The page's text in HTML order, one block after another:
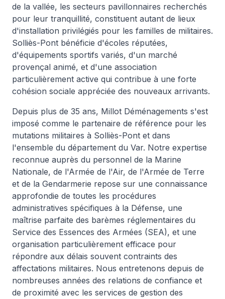
de la vallée, les secteurs pavillonnaires recherchés
pour leur tranquillité, constituent autant de lieux
d'installation privilégiés pour les familles de militaires.
Solliès-Pont bénéficie d'écoles réputées,
d'équipements sportifs variés, d'un marché
provençal animé, et d'une association
particulièrement active qui contribue à une forte
cohésion sociale appréciée des nouveaux arrivants.
Depuis plus de 35 ans, Millot Déménagements s'est
imposé comme le partenaire de référence pour les
mutations militaires à Solliès-Pont et dans
l'ensemble du département du Var. Notre expertise
reconnue auprès du personnel de la Marine
Nationale, de l'Armée de l'Air, de l'Armée de Terre
et de la Gendarmerie repose sur une connaissance
approfondie de toutes les procédures
administratives spécifiques à la Défense, une
maîtrise parfaite des barèmes réglementaires du
Service des Essences des Armées (SEA), et une
organisation particulièrement efficace pour
répondre aux délais souvent contraints des
affectations militaires. Nous entretenons depuis de
nombreuses années des relations de confiance et
de proximité avec les services de gestion des